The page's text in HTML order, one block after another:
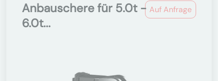
Auf Anfrage
Anbauschere für 5.0t -
6.0t...